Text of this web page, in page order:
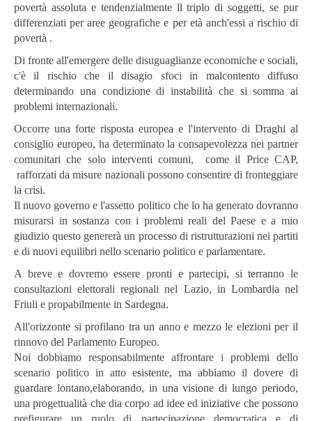
povertà assoluta e tendenzialmente ll triplo di soggetti, se pur
differenziati per aree geografiche e per età anch'essi a rischio di
povertà .
Di fronte all'emergere delle disuguaglianze economiche e sociali,
c'è il rischio che il disagio sfoci in malcontento diffuso
determinando una condizione di instabilità che si somma ai
problemi internazionali.
Occorre una forte risposta europea e l'intervento di Draghi al
consiglio europeo, ha determinato la consapevolezza nei partner
comunitari che solo interventi comuni, come il Price CAP,
rafforzati da misure nazionali possono consentire di fronteggiare
la crisi.
Il nuovo governo e l'assetto politico che lo ha generato dovranno
misurarsi in sostanza con i problemi reali del Paese e a mio
giudizio questo genererà un processo di ristrutturazioni nei partiti
e di nuovi equilibri nello scenario politico e parlamentare.
A breve e dovremo essere pronti e partecipi, si terranno le
consultazioni elettorali regionali nel Lazio, in Lombardia nel
Friuli e propabilmente in Sardegna.
All'orizzonte si profilano tra un anno e mezzo le elezioni per il
rinnovo del Parlamento Europeo.
Noi dobbiamo responsabilmente affrontare i problemi dello
scenario politico in atto esistente, ma abbiamo il dovere di
guardare lontano,elaborando, in una visione di lungo periodo,
una progettualità che dia corpo ad idee ed iniziative che possono
prefigurare un ruolo di partecipazione democratica e di